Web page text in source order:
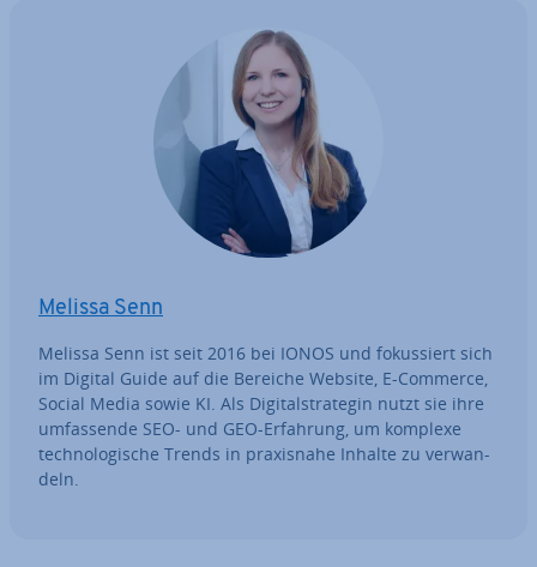
Melissa Senn
Melissa Senn ist seit 2016 bei IONOS und fo­kus­siert sich
im Digital Guide auf die Bereiche Website, E-Commerce,
Social Media sowie KI. Als Di­gi­tal­stra­te­gin nutzt sie ihre
um­fas­sen­de SEO- und GEO-Erfahrung, um komplexe
tech­no­lo­gi­sche Trends in pra­xis­na­he Inhalte zu ver­wan­
deln.